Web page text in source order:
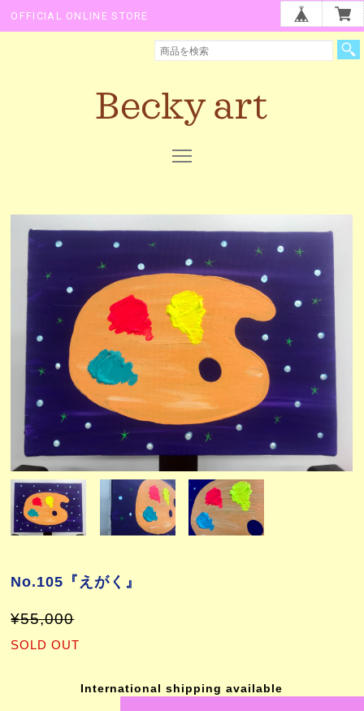
OFFICIAL ONLINE STORE
No.105『えがく』
¥55,000
SOLD OUT
International shipping available